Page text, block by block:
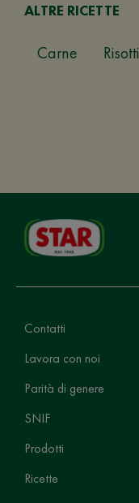
ALTRE RICETTE
Carne Risotti
Contatti
Lavora con noi
Parità di genere
SNIF
Prodotti
Ricette